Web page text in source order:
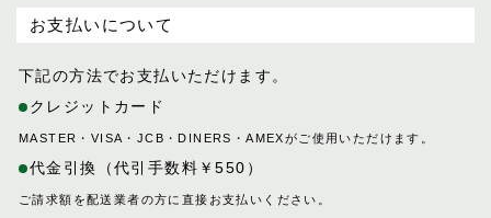
お支払いについて
下記の方法でお支払いただけます。
クレジットカード
MASTER・VISA・JCB・DINERS・AMEXがご使用いただけます。
代金引換（代引手数料￥550）
ご請求額を配送業者の方に直接お支払いください。